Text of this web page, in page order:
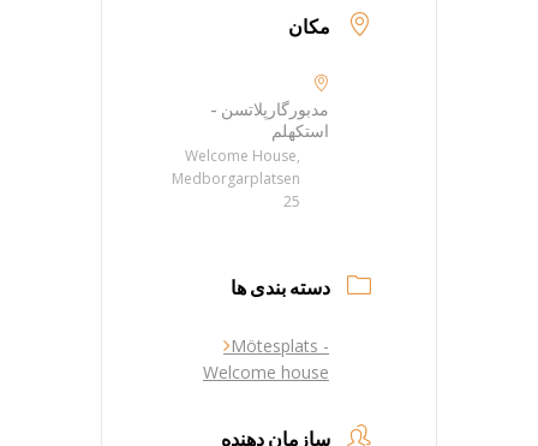
مکان
مدبورگارپلاتسن -
استکهلم
Welcome House,
Medborgarplatsen
25
دسته بندی ها
Mötesplats -
Welcome house
سازمان دهنده